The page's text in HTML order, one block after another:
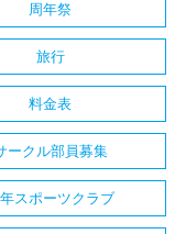
周年祭
旅行
料金表
ークル部員募集
スポーツクラブ